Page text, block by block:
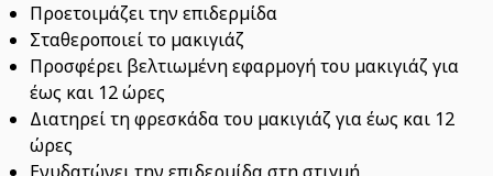
Προετοιμάζει την επιδερμίδα
Σταθεροποιεί το μακιγιάζ
Προσφέρει βελτιωμένη εφαρμογή του μακιγιάζ για
έως και 12 ώρες
Διατηρεί τη φρεσκάδα του μακιγιάζ για έως και 12
ώρες